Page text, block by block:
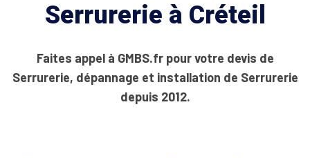
Serrurerie à Créteil
Faites appel à GMBS.fr pour votre devis de
Serrurerie, dépannage et installation de Serrurerie
depuis 2012.